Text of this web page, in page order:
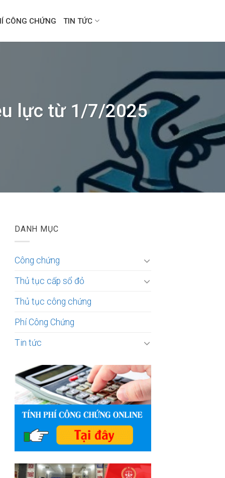
CÔNG CHỨNG TIN TỨC
lực từ 1/7/2025
DANH MỤC
Công chứng
Thủ tục cấp sổ đỏ
Thủ tục công chứng
Phí Công Chứng
Tin tức